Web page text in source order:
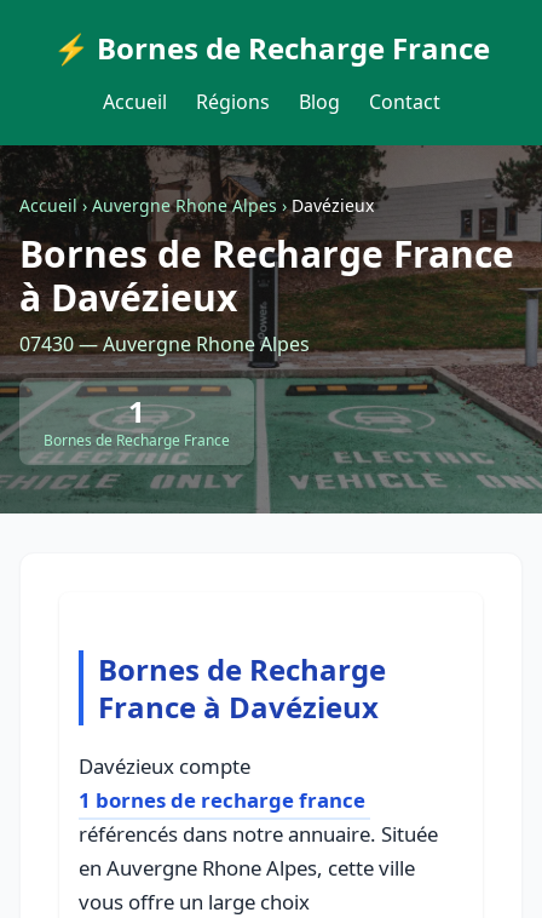
⚡ Bornes de Recharge France
Accueil Régions Blog Contact
Accueil›Auvergne Rhone Alpes›Davézieux
Bornes de Recharge France
à Davézieux
07430 — Auvergne Rhone Alpes
1
Bornes de Recharge France
Bornes de Recharge
France à Davézieux
Davézieux compte
1 bornes de recharge france
référencés dans notre annuaire. Située
en Auvergne Rhone Alpes, cette ville
vous offre un large choix